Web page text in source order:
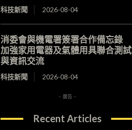
科技新聞 2026-08-04
消委會與機電署簽署合作備忘錄
加強家用電器及氣體用具聯合測試
與資訊交流
科技新聞 2026-08-04
- 廣告 -
Recent Articles